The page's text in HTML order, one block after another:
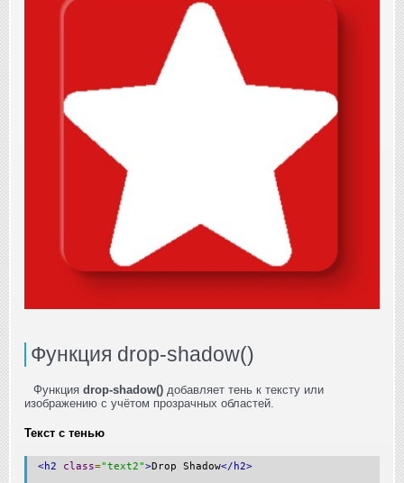
Функция drop-shadow()
Функция drop-shadow() добавляет тень к тексту или
изображению с учётом прозрачных областей.
Текст с тенью
<h2 class="text2">Drop Shadow</h2>